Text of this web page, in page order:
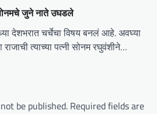
जुने नाते उघडले
देशभरात चर्चेचा विषय बनलं आहे. अवघ्या
राजाची त्याच्या पत्नी सोनम रघुवंशीने…
be published. Required fields are